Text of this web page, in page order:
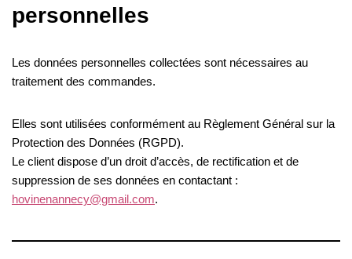
personnelles
Les données personnelles collectées sont nécessaires au
traitement des commandes.
Elles sont utilisées conformément au Règlement Général sur la
Protection des Données (RGPD).
Le client dispose d’un droit d’accès, de rectification et de
suppression de ses données en contactant :
hovinenannecy@gmail.com.